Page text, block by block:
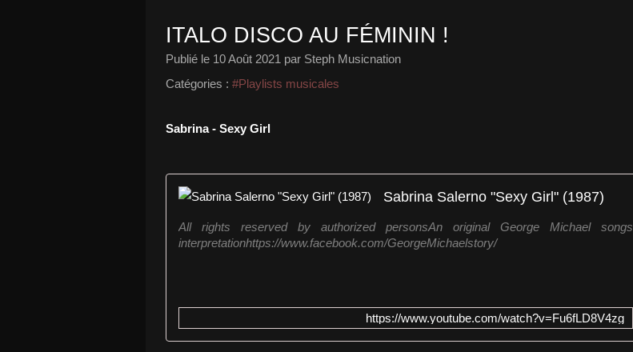
ITALO DISCO AU FÉMININ !
Publié le 10 Août 2021 par Steph Musicnation
Catégories : #Playlists musicales
Sabrina - Sexy Girl
Sabrina Salerno "Sexy Girl" (1987)
All rights reserved by authorized personsAn original George Michael songs
interpretationhttps://www.facebook.com/GeorgeMichaelstory/
https://www.youtube.com/watch?v=Fu6fLD8V4zg